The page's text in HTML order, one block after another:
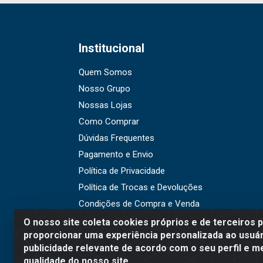
O nosso site coleta cookies próprios e de terceiros
proporcionar uma experiência personalizada ao
publicidade relevante de acordo com o seu perfil e
Institucional
Quem Somos
Nosso Grupo
Nossas Lojas
Como Comprar
Dúvidas Frequentes
Pagamento e Envio
Política de Privacidade
Política de Trocas e Devoluções
Condições de Compra e Venda
WR Embalagens - R. Cel.